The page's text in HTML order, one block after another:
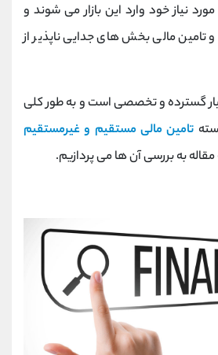
نیاز خود وارد این بازار می شوند و
تامین مالی بخش های جدایی ناپذیر از
گسترده و تخصصی است و به طور کلی
تامین مالی مستقیم و غیرمستقیم
به بررسی آن ها می پردازیم.